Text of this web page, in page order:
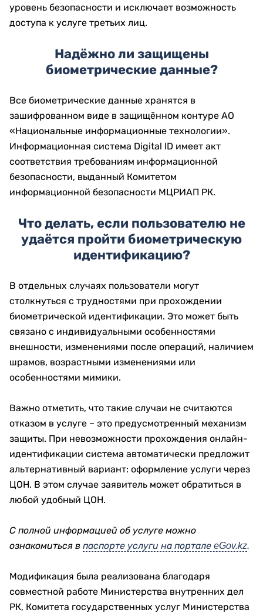
уровень безопасности и исключает возможность
доступа к услуге третьих лиц.
Надёжно ли защищены
биометрические данные?
Все биометрические данные хранятся в
зашифрованном виде в защищённом контуре АО
«Национальные информационные технологии».
Информационная система Digital ID имеет акт
соответствия требованиям информационной
безопасности, выданный Комитетом
информационной безопасности МЦРИАП РК.
Что делать, если пользователю не
удаётся пройти биометрическую
идентификацию?
В отдельных случаях пользователи могут
столкнуться с трудностями при прохождении
биометрической идентификации. Это может быть
связано с индивидуальными особенностями
внешности, изменениями после операций, наличием
шрамов, возрастными изменениями или
особенностями мимики.
Важно отметить, что такие случаи не считаются
отказом в услуге – это предусмотренный механизм
защиты. При невозможности прохождения онлайн-
идентификации система автоматически предложит
альтернативный вариант: оформление услуги через
ЦОН. В этом случае заявитель может обратиться в
любой удобный ЦОН.
С полной информацией об услуге можно
ознакомиться в паспорте услуги на портале eGov.kz.
Модификация была реализована благодаря
совместной работе Министерства внутренних дел
РК, Комитета государственных услуг Министерства